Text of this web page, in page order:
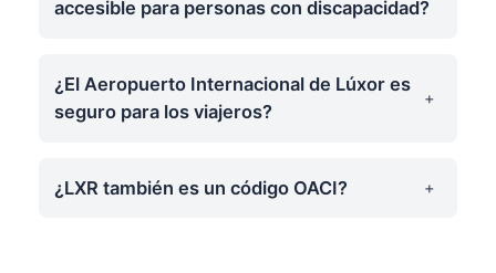
accesible para personas con discapacidad?
¿El Aeropuerto Internacional de Lúxor es
seguro para los viajeros?
¿LXR también es un código OACI?